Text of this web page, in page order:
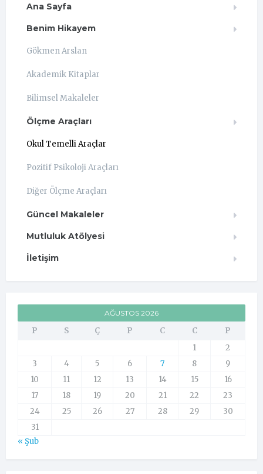
Ana Sayfa
Benim Hikayem
Gökmen Arslan
Akademik Kitaplar
Bilimsel Makaleler
Ölçme Araçları
Okul Temelli Araçlar
Pozitif Psikoloji Araçları
Diğer Ölçme Araçları
Güncel Makaleler
Mutluluk Atölyesi
İletişim
AĞUSTOS 2026
P S Ç P C C
P
1
2
3
4 5 6 7 8
9
10
11 12 13 14 15
16
17
18 19 20 21 22
23
24
25 26 27 28 29
30
31
« Şub